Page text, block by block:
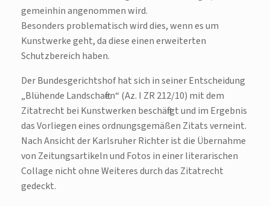
gemeinhin angenommen wird.
Besonders problematisch wird dies, wenn es um
Kunstwerke geht, da diese einen erweiterten
Schutzbereich haben.
Der Bundesgerichtshof hat sich in seiner Entscheidung
„Blühende Landschaften“ (Az. I ZR 212/10) mit dem
Zitatrecht bei Kunstwerken beschäftigt und im Ergebnis
das Vorliegen eines ordnungsgemäßen Zitats verneint.
Nach Ansicht der Karlsruher Richter ist die Übernahme
von Zeitungsartikeln und Fotos in einer literarischen
Collage nicht ohne Weiteres durch das Zitatrecht
gedeckt.